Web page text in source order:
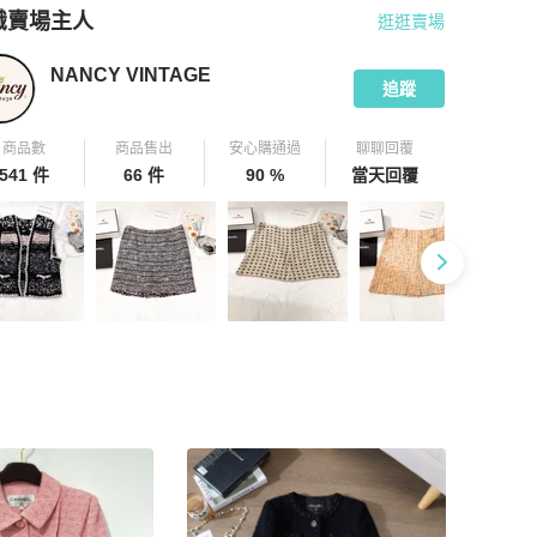
賣場主人
拍拍圈嚴選賣家
逛逛賣場
NANCY VINTAGE
追蹤
商品數
件
商品售出
66 件
安心購通過
90 %
聊聊回覆
當天回覆